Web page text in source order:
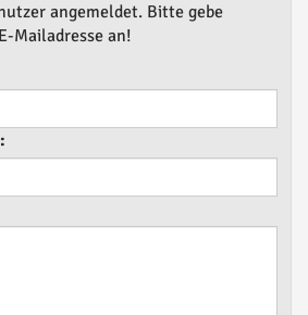
angemeldet. Bitte gebe
Mailadresse an!